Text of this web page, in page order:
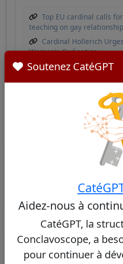
Top EU cardinal calls
teaching on gay
Cardinal Hollerich
Women's Ordination
Cardinaux Similaires
Autres cardinaux de
Aucun cardinal similaire
Autres cardinaux du
Soutenez CatéGPT
Aidez-nous à
CatéGPT, la
Conclavoscope, a
pour continuer à